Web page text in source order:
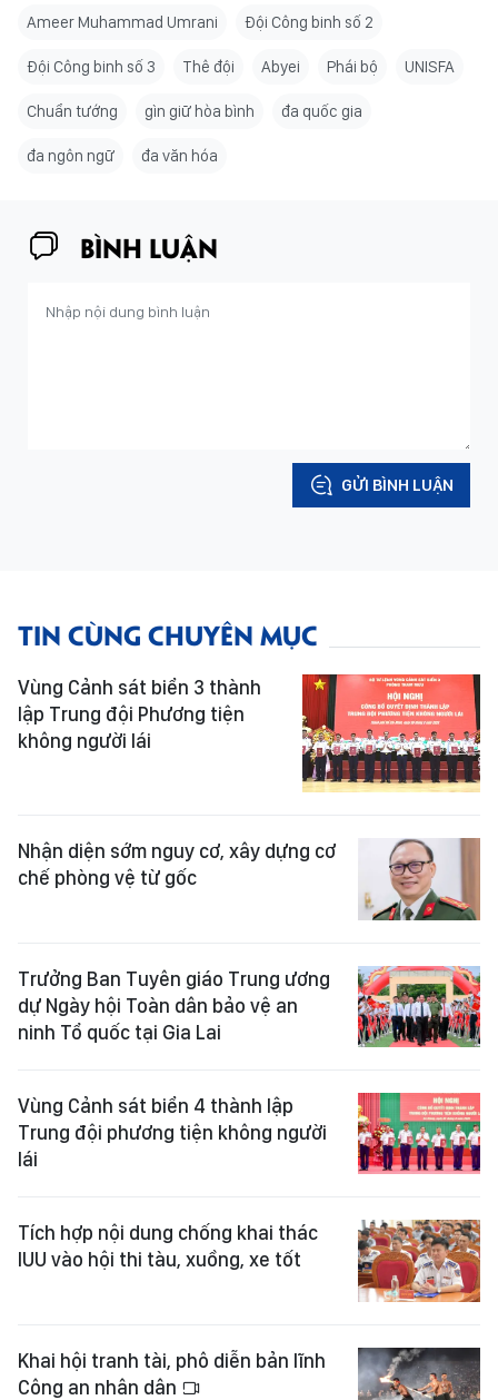
Ameer Muhammad Umrani Đội Công binh số 2
Đội Công binh số 3 Thê đội Abyei Phái bộ UNISFA
Chuẩn tướng gìn giữ hòa bình đa quốc gia
đa ngôn ngữ đa văn hóa
BÌNH LUẬN
GỬI BÌNH LUẬN
TIN CÙNG CHUYÊN MỤC
Vùng Cảnh sát biển 3 thành
lập Trung đội Phương tiện
không người lái
Nhận diện sớm nguy cơ, xây dựng cơ
chế phòng vệ từ gốc
Trưởng Ban Tuyên giáo Trung ương
dự Ngày hội Toàn dân bảo vệ an
ninh Tổ quốc tại Gia Lai
Vùng Cảnh sát biển 4 thành lập
Trung đội phương tiện không người
lái
Tích hợp nội dung chống khai thác
IUU vào hội thi tàu, xuồng, xe tốt
Khai hội tranh tài, phô diễn bản lĩnh
Công an nhân dân